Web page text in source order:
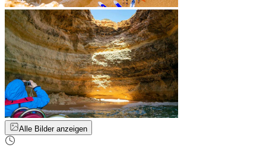
Alle Bilder anzeigen